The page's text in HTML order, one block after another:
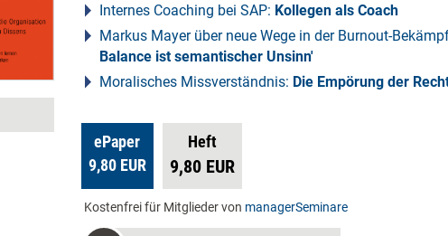
Internes Coaching bei SAP: Kollegen als Coach
Markus Mayer über neue Wege in der Burnout-
Balance ist semantischer Unsinn'
Moralisches Missverständnis: Die Empörung der
ePaper
9,80 EUR
Heft
9,80 EUR
Kostenfrei für Mitglieder von managerSeminare